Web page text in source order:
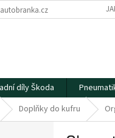
díly Škoda
Doplňky do kufru